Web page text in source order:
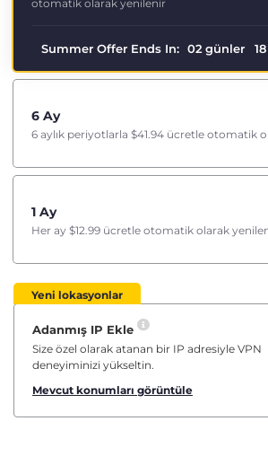
otomatik olarak yenilenir
Summer Offer Ends In: 02 günler 18
6 Ay
6 aylık periyotlarla $41.94 ücretle otomatik
1 Ay
Her ay $12.99 ücretle otomatik olarak
Yeni lokasyonlar
Adanmış IP Ekle
Size özel olarak atanan bir IP adresiyle VPN
deneyiminizi yükseltin.
Mevcut konumları görüntüle